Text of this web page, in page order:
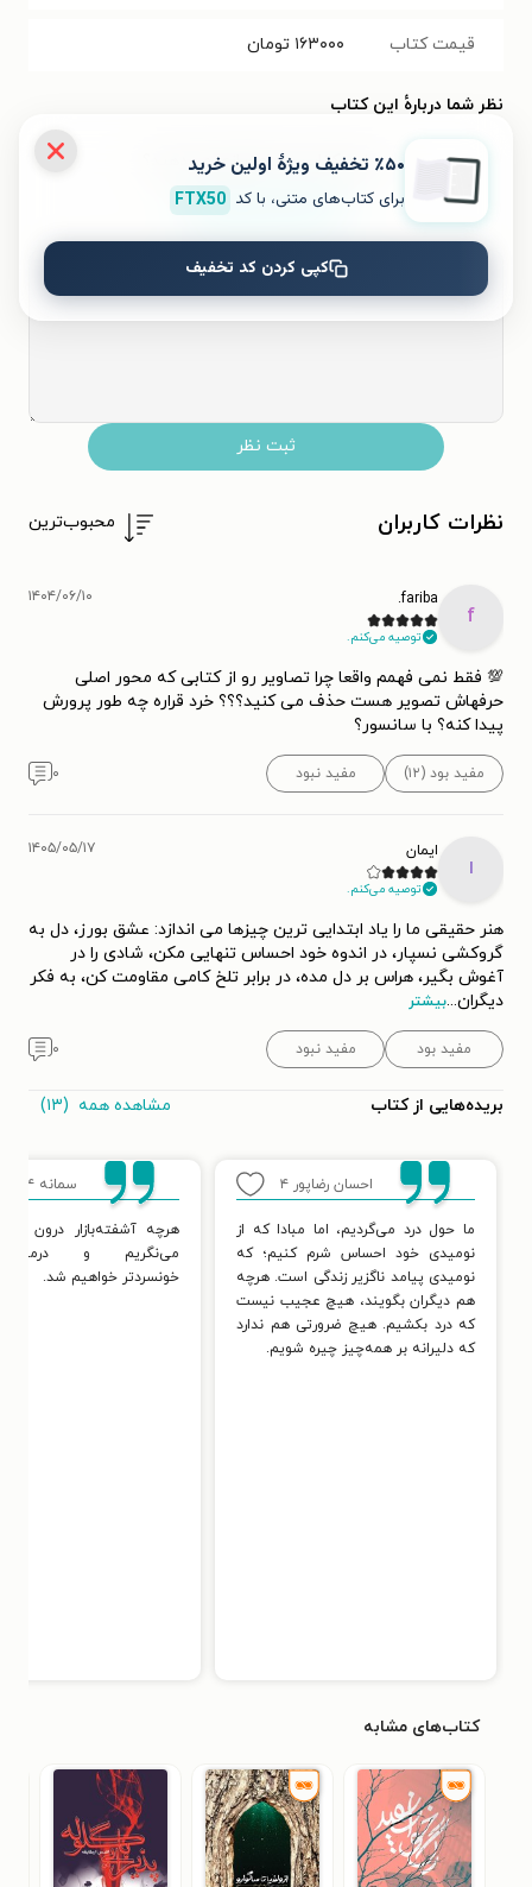
قیمت کتاب ۱۶۳۰۰۰ تومان
نظر شما دربارهٔ این کتاب
به این کتاب چه امتیازی می‌دهید؟
۱ ۲ ۳ ۴ ۵
ثبت نظر
نظرات کاربران محبوب‌ترین
f
fariba.
توصیه می‌کنم.
۱۴۰۴/۰۶/۱۰
💯 فقط نمی فهمم واقعا چرا تصاویر رو از کتابی که محور اصلی
حرفهاش تصویر هست حذف می کنید؟؟؟ خرد قراره چه طور پرورش
پیدا کنه؟ با سانسور؟
مفید بود (۱۲) مفید نبود ۰
ا
ایمان
توصیه می‌کنم.
۱۴۰۵/۰۵/۱۷
هنر حقیقی ما را یاد ابتدایی ترین چیزها می اندازد: عشق بورز، دل به
گروکشی نسپار، در اندوه خود احساس تنهایی مکن، شادی را در
آغوش بگیر، هراس بر دل مده، در برابر تلخ کامی مقاومت کن، به فکر
دیگران...بیشتر
مفید بود مفید نبود ۰
بریده‌هایی از کتاب مشاهده همه (۱۳)
احسان رضاپور ۴
ما حول درد می‌گردیم، اما مبادا که از
نومیدی خود احساس شرم کنیم؛ که
نومیدی پیامد ناگزیر زندگی است. هرچه
هم دیگران بگویند، هیچ عجیب نیست
که درد بکشیم. هیچ ضرورتی هم ندارد
که دلیرانه بر همه‌چیز چیره شویم.
سمانه ۴
هرچه آشفته‌بازار درون را
می‌نگریم و
خونسردتر خواهیم شد.
کتاب‌های مشابه
٪۵۰ تخفیف ویژۀ اولین خرید
برای کتاب‌های متنی، با کد FTX50
کپی کردن کد تخفیف